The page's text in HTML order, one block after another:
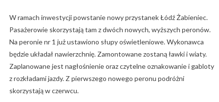
W ramach inwestycji powstanie nowy przystanek Łódź Żabieniec.
Pasażerowie skorzystają tam z dwóch nowych, wyższych peronów.
Na peronie nr 1 już ustawiono słupy oświetleniowe. Wykonawca
będzie układał nawierzchnię. Zamontowane zostaną ławki i wiaty.
Zaplanowane jest nagłośnienie oraz czytelne oznakowanie i gabloty
z rozkładami jazdy. Z pierwszego nowego peronu podróżni
skorzystają w czerwcu.